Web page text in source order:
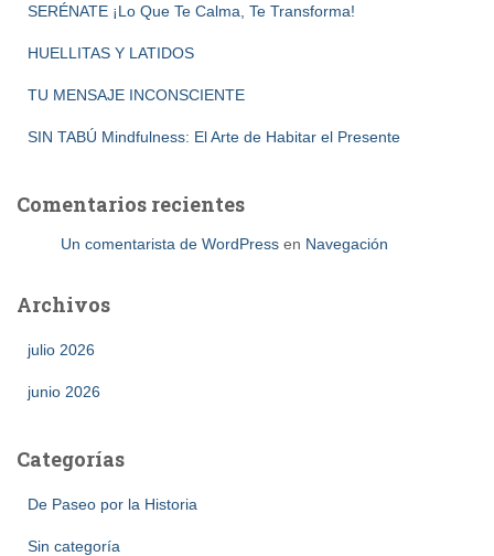
SERÉNATE ¡Lo Que Te Calma, Te Transforma!
HUELLITAS Y LATIDOS
TU MENSAJE INCONSCIENTE
SIN TABÚ Mindfulness: El Arte de Habitar el Presente
Comentarios recientes
Un comentarista de WordPress en Navegación
Archivos
julio 2026
junio 2026
Categorías
De Paseo por la Historia
Sin categoría